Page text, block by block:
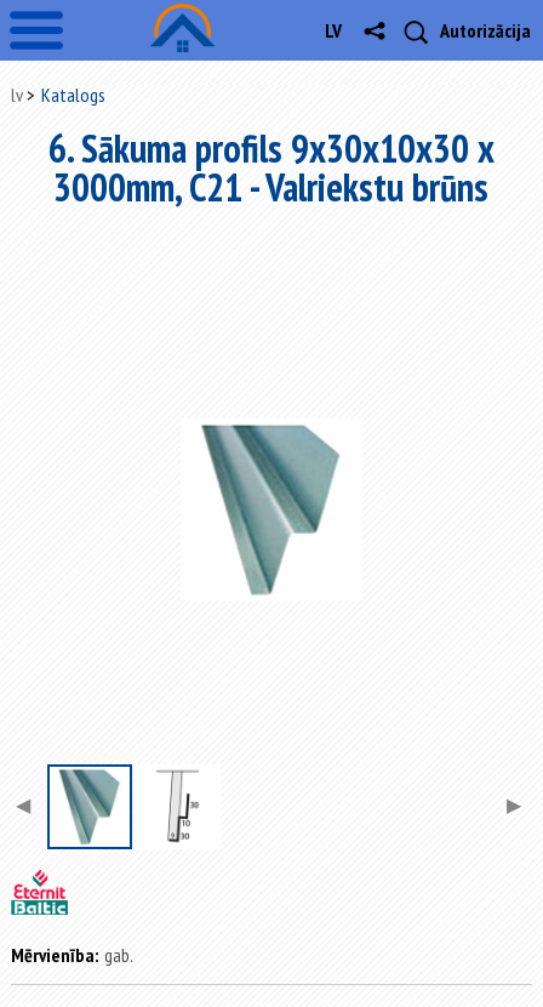
Autorizācija
LV
lv Katalogs
6. Sākuma profils 9x30x10x30 x
3000mm, C21 - Valriekstu brūns
◀ ▶
Mērvienība: gab.